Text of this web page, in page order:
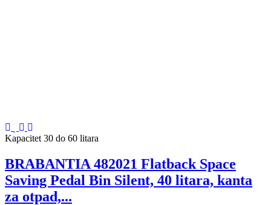
Kapacitet 30 do 60 litara
BRABANTIA 482021 Flatback Space
Saving Pedal Bin Silent, 40 litara, kanta
za otpad,...